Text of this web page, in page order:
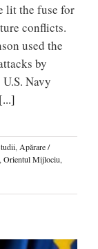
lit the fuse for
conflicts.
used the
by
Navy
[...]
, Apărare /
, Orientul Mijlociu,